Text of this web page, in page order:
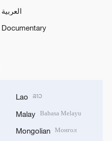
العربية
Documentary
Lao ລາວ
Malay Bahasa Melayu
Mongolian Монгол